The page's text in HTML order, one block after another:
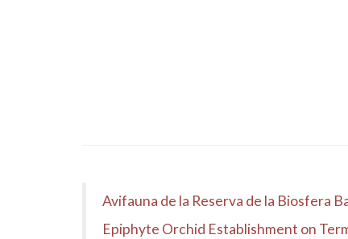
Avifauna de la Reserva de la Biosfera
Epiphyte Orchid Establishment on